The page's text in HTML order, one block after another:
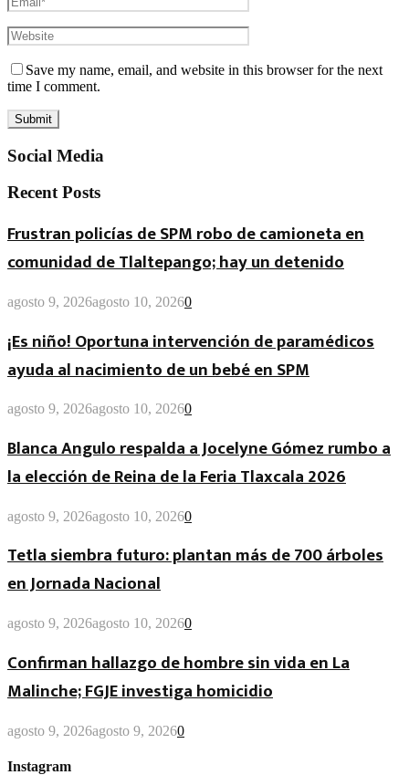
Save my name, email, and website in this browser for the next
time I comment.
Social Media
Recent Posts
Frustran policías de SPM robo de camioneta en
comunidad de Tlaltepango; hay un detenido
agosto 9, 2026agosto 10, 20260
¡Es niño! Oportuna intervención de paramédicos
ayuda al nacimiento de un bebé en SPM
agosto 9, 2026agosto 10, 20260
Blanca Angulo respalda a Jocelyne Gómez rumbo a
la elección de Reina de la Feria Tlaxcala 2026
agosto 9, 2026agosto 10, 20260
Tetla siembra futuro: plantan más de 700 árboles
en Jornada Nacional
agosto 9, 2026agosto 10, 20260
Confirman hallazgo de hombre sin vida en La
Malinche; FGJE investiga homicidio
agosto 9, 2026agosto 9, 20260
Instagram